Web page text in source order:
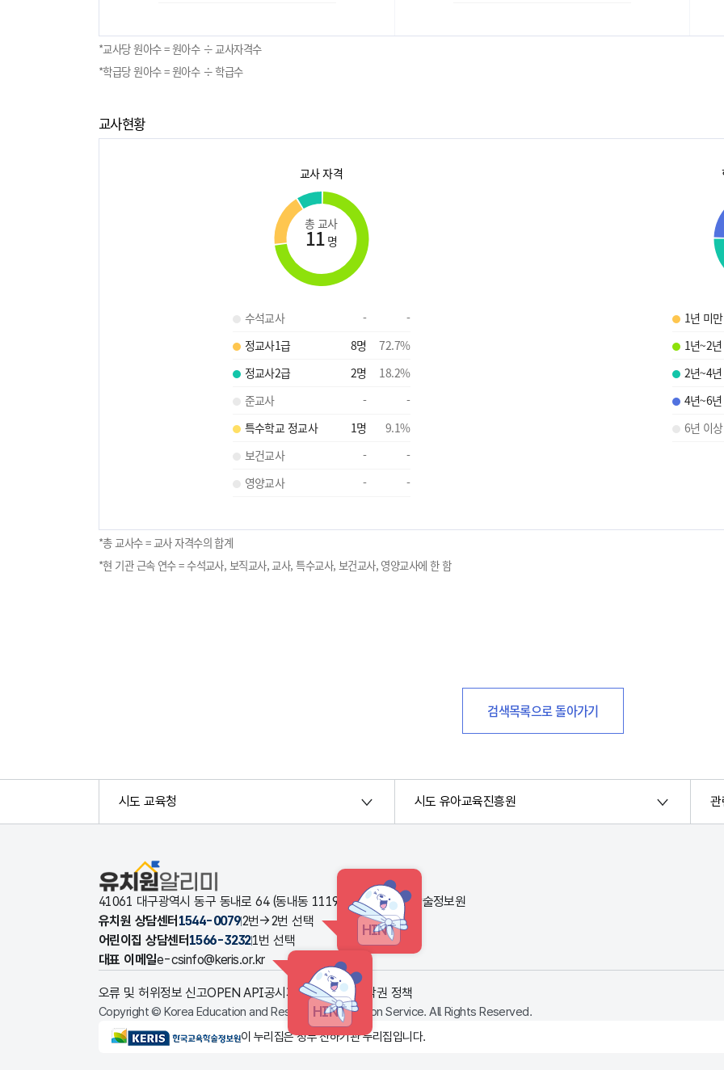
*교사당 원아수 = 원아수 ÷ 교사자격수
*학급당 원아수 = 원아수 ÷ 학급수
교사현황
교사 자격
총 교사
11 명
수석교사 -
-
정교사1급
8명 72.7%
정교사2급
2명 18.2%
준교사
-
-
특수학교 정교사
1명 9.1%
보건교사
-
-
영양교사
- -
1년 미만
1년~2
2년~4
4년~6
6년 이상
*총 교사수 = 교사 자격수의 합계
*현 기관 근속 연수 = 수석교사, 보직교사, 교사, 특수교사, 보건교사, 영양교사에 한 함
검색목록으로 돌아가기
시도 교육청 시도 유아교육진흥원
유치원알리미
41061 대구광역시 동구 동내로 64 (동내동 1119번지) 한국교육학술정보원
유치원 상담센터 1544-00792번→2번 선택
HINT
어린이집 상담센터 1566-32321번 선택
대표 이메일e-csinfo@keris.or.kr
HINT
오류 및 허위정보 신고OPEN API공시자료 다운로드저작권 정책
Copyright © Korea Education and Research Information Service. All Rights Reserved.
KERIS한국교육학술정보원이 누리집은 정부 산하기관 누리집입니다.